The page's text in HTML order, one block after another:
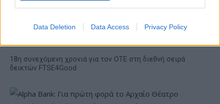
Data Deletion Data Access Privacy Policy
18η συνεχόμενη χρονιά για τον ΟΤΕ στη διεθνή σειρά
δεικτών FTSE4Good